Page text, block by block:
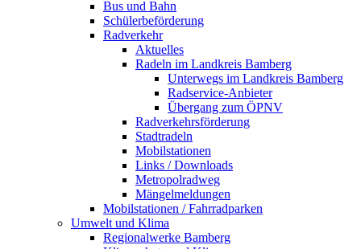
Bus und Bahn
Schülerbeförderung
Radverkehr
Aktuelles
Radeln im Landkreis Bamberg
Unterwegs im Landkreis Bamberg
Radservice-Anbieter
Übergang zum ÖPNV
Radverkehrsförderung
Stadtradeln
Mobilstationen
Links / Downloads
Metropolradweg
Mängelmeldungen
Mobilstationen / Fahrradparken
Umwelt und Klima
Regionalwerke Bamberg